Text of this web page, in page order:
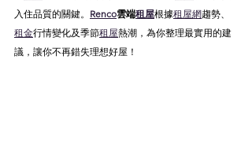
入住品質的關鍵。 Renco雲端租屋根據租屋網趨勢、
租金行情變化及季節租屋熱潮，為你整理最實用的建
議，讓你不再錯失理想好屋！